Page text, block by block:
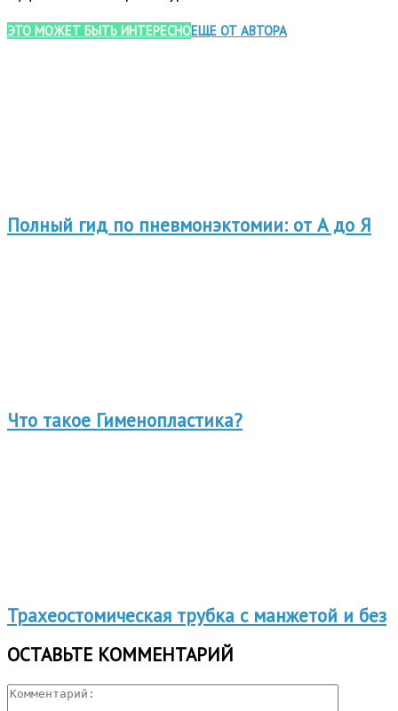
ЭТО МОЖЕТ БЫТЬ ИНТЕРЕСНОЕЩЕ ОТ АВТОРА
Полный гид по пневмонэктомии: от А до Я
Что такое Гименопластика?
Трахеостомическая трубка с манжетой и без
ОСТАВЬТЕ КОММЕНТАРИЙ